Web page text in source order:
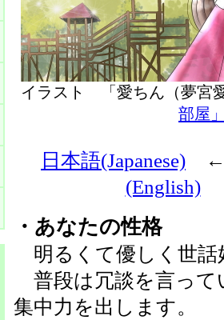
イラスト 「愛ちん（夢
部屋
日本語(Japanese)
(English)
・あなたの性格
明るくて優しく世話
普段は冗談を言って
集中力を出します。